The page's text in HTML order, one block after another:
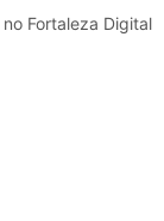
no Fortaleza Digital